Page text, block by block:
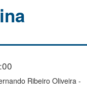
Ribeiro Oliveira -